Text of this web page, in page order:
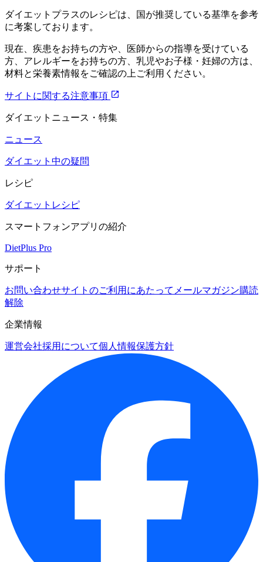
ダイエットプラスのレシピは、国が推奨している基準を参考
に考案しております。
現在、疾患をお持ちの方や、医師からの指導を受けている
方、アレルギーをお持ちの方、乳児やお子様・妊婦の方は、
材料と栄養素情報をご確認の上ご利用ください。
サイトに関する注意事項
ダイエットニュース・特集
ニュース
ダイエット中の疑問
レシピ
ダイエットレシピ
スマートフォンアプリの紹介
DietPlus Pro
サポート
お問い合わせサイトのご利用にあたって メールマガジン購読
解除
企業情報
運営会社採用について個人情報保護方針